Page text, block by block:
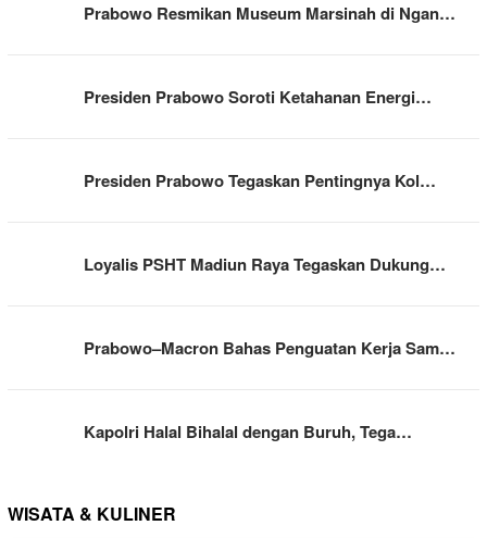
Prabowo Resmikan Museum Marsinah di Ngan…
Presiden Prabowo Soroti Ketahanan Energi…
Presiden Prabowo Tegaskan Pentingnya Kol…
Loyalis PSHT Madiun Raya Tegaskan Dukung…
Prabowo–Macron Bahas Penguatan Kerja Sam…
Kapolri Halal Bihalal dengan Buruh, Tega…
WISATA & KULINER